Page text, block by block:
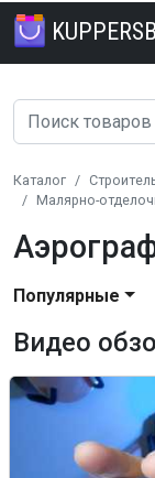
Каталог
Малярно-
Популярные
Видео